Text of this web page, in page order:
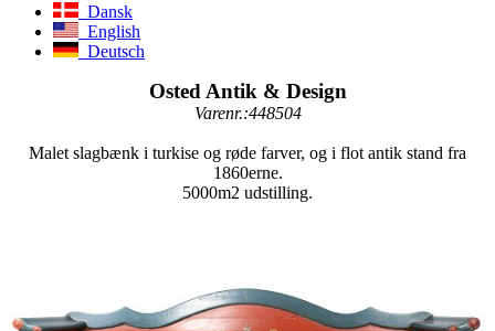
Dansk
English
Deutsch
Osted Antik & Design
Varenr.:448504
Malet slagbænk i turkise og røde farver, og i flot antik stand fra
1860erne.
5000m2 udstilling.